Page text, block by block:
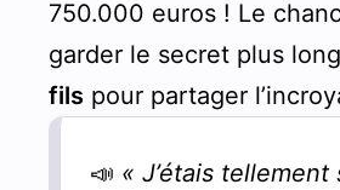
750.000 euros ! Le
garder le secret plus
fils pour partager
📣 «J’étais